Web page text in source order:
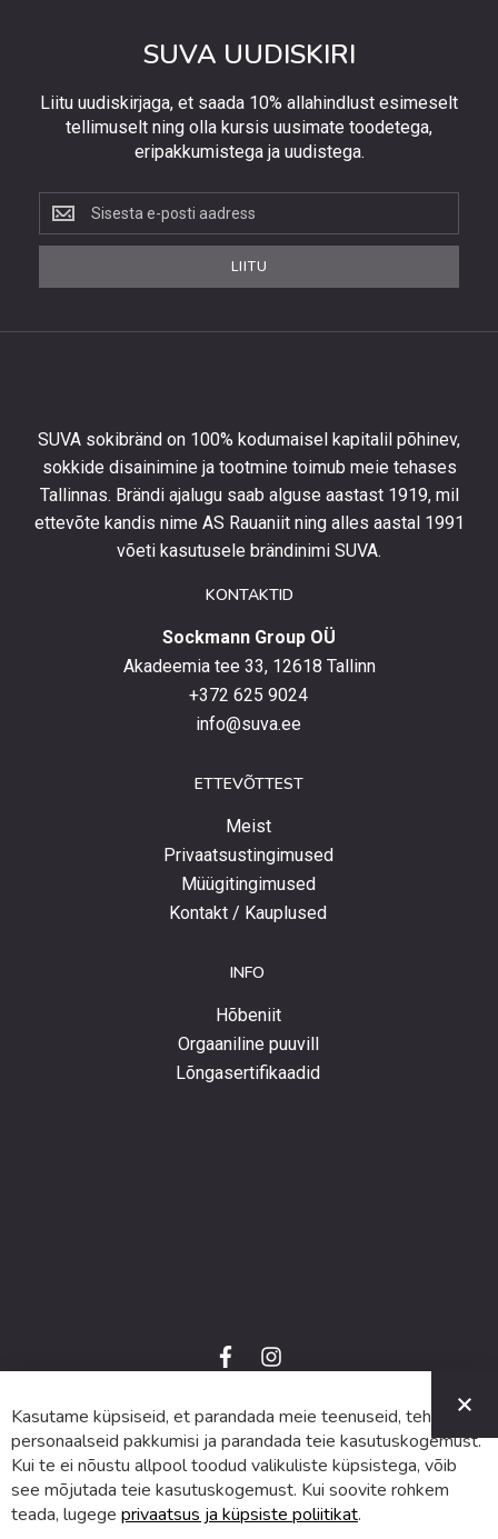
SUVA UUDISKIRI
Liitu uudiskirjaga, et saada 10% allahindlust esimeselt
tellimuselt ning olla kursis uusimate toodetega,
eripakkumistega ja uudistega.
Liitu
uudiskirjaga,
et
kursis
uusimate
toodetega,
eripakkumistega
LIITU
SUVA sokibränd on 100% kodumaisel kapitalil põhinev,
sokkide disainimine ja tootmine toimub meie tehases
Tallinnas. Brändi ajalugu saab alguse aastast 1919, mil
ettevõte kandis nime AS Rauaniit ning alles aastal 1991
võeti kasutusele brändinimi SUVA.
KONTAKTID
Sockmann Group OÜ
Akadeemia tee 33, 12618 Tallinn
+372 625 9024
info@suva.ee
ETTEVÕTTEST
Meist
Privaatsustingimused
Müügitingimused
Kontakt / Kauplused
INFO
Hõbeniit
Orgaaniline puuvill
Lõngasertifikaadid
f
a
e
b
o
o
k
i
n
t
a
g
r
a
m
© 2024 SUVA. Kõik õigused kaitstud.
Kasutame küpsiseid, et parandada meie teenuseid, teha
personaalseid pakkumisi ja parandada teie kasutuskogemust.
Kui te ei nõustu allpool toodud valikuliste küpsistega, võib
see mõjutada teie kasutuskogemust. Kui soovite rohkem
teada, lugege privaatsus ja küpsiste poliitikat.